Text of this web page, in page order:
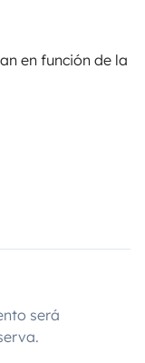
en función de la
será